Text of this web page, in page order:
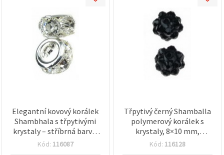
Elegantní kovový korálek
Shambhala s třpytivými
krystaly – stříbrná barva,
9×16 mm, průvlek 8 mm
Kód: 116087
Třpytivý černý Shamballa
polymerový korálek s
krystaly, 8×10 mm,
průvlek 1 mm – ideální na
Kód: 116128